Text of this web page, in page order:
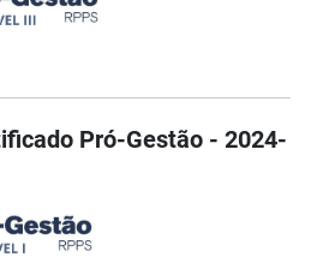
Pró-Gestão - 2024-